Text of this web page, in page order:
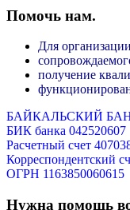
Помочь нам.
Для
получение
БАЙКАЛЬСКИЙ
БИК банка 042520607
Расчетный счет
Корреспондентский
ОГРН 1163850060615
Нужна помощь